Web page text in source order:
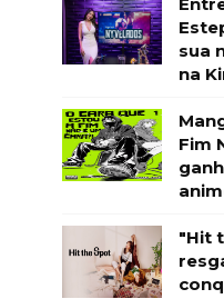
sua
na
Fim
"Hit